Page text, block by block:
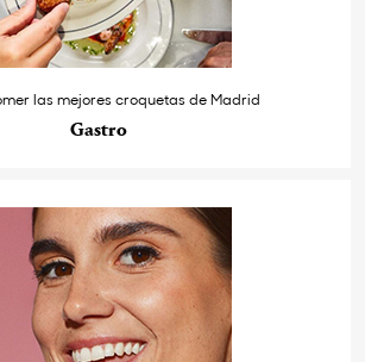
las mejores croquetas de Madrid
Gastro